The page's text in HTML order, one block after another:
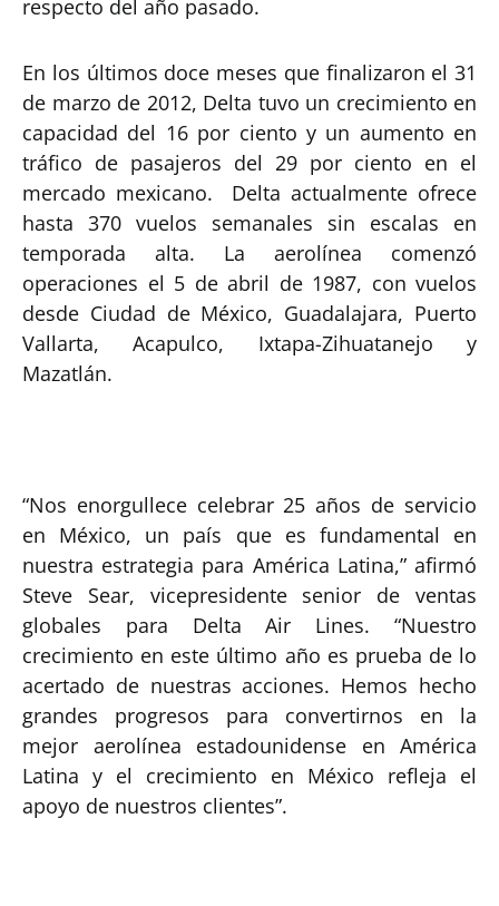
respecto del año pasado.
En los últimos doce meses que finalizaron el 31
de marzo de 2012, Delta tuvo un crecimiento en
capacidad del 16 por ciento y un aumento en
tráfico de pasajeros del 29 por ciento en el
mercado mexicano. Delta actualmente ofrece
hasta 370 vuelos semanales sin escalas en
temporada alta. La aerolínea comenzó
operaciones el 5 de abril de 1987, con vuelos
desde Ciudad de México, Guadalajara, Puerto
Vallarta, Acapulco, Ixtapa-Zihuatanejo y
Mazatlán.
“Nos enorgullece celebrar 25 años de servicio
en México, un país que es fundamental en
nuestra estrategia para América Latina,” afirmó
Steve Sear, vicepresidente senior de ventas
globales para Delta Air Lines. “Nuestro
crecimiento en este último año es prueba de lo
acertado de nuestras acciones. Hemos hecho
grandes progresos para convertirnos en la
mejor aerolínea estadounidense en América
Latina y el crecimiento en México refleja el
apoyo de nuestros clientes”.